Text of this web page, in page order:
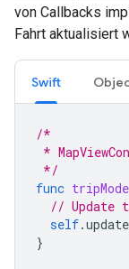
von Callbacks
Fahrt aktualisiert
Swift
/*
*
*/
func
// Update
self.
}